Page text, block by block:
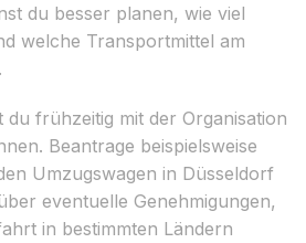
du besser planen, wie viel
welche Transportmittel am
du frühzeitig mit der Organisation
Beantrage beispielsweise
Umzugswagen in Düsseldorf
eventuelle Genehmigungen,
in bestimmten Ländern